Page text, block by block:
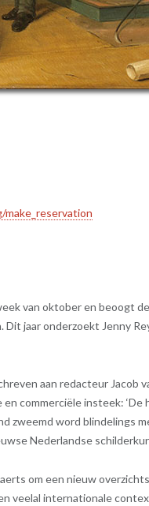
van oktober en beoogt
jaar onderzoekt Jenny
aan redacteur Jacob
commerciële insteek:
zweemd word blindelings
Nederlandse
om een nieuw
veelal internationale